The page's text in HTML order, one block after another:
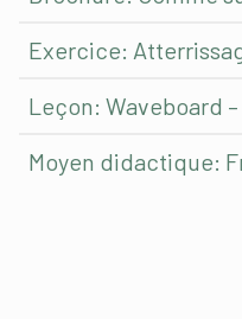
Exercice:
Leçon: Waveboard
Moyen didactique: